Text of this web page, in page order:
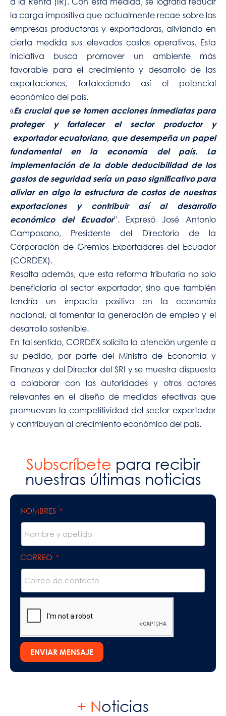
la carga impositiva que actualmente recae sobre las
empresas productoras y exportadoras, aliviando en
cierta medida sus elevados costos operativos. Esta
iniciativa busca promover un ambiente más
favorable para el crecimiento y desarrollo de las
exportaciones, fortaleciendo así el potencial
económico del país.
«Es crucial que se tomen acciones inmediatas para
proteger y fortalecer el sector productor y
exportador ecuatoriano, que desempeña un papel
fundamental en la economía del país. La
implementación de la doble deducibilidad de los
gastos de seguridad sería un paso significativo para
aliviar en algo la estructura de costos de nuestras
exportaciones y contribuir así al desarrollo
económico del Ecuador”. Expresó José Antonio
Camposano, Presidente del Directorio de la
Corporación de Gremios Exportadores del Ecuador
(CORDEX).
Resalta además, que esta reforma tributaria no solo
beneficiaría al sector exportador, sino que también
tendría un impacto positivo en la economía
nacional, al fomentar la generación de empleo y el
desarrollo sostenible.
En tal sentido, CORDEX solicita la atención urgente a
su pedido, por parte del Ministro de Economía y
Finanzas y del Director del SRI y se muestra dispuesta
a colaborar con las autoridades y otros actores
relevantes en el diseño de medidas efectivas que
promuevan la competitividad del sector exportador
y contribuyan al crecimiento económico del país.
Subscríbete para recibir
nuestras últimas noticias
NOMBRES
CORREO
ENVIAR MENSAJE
+ Noticias